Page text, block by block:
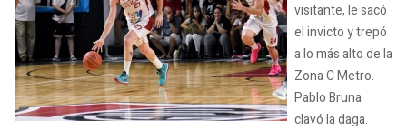
visitante, le sacó
el invicto y trepó
a lo más alto de la
Zona C Metro.
Pablo Bruna
clavó la daga.